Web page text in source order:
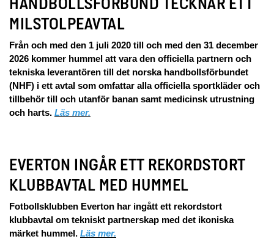
MILSTOLPEAVTAL
Från och med den 1 juli 2020 till och med den 31 december
2026 kommer hummel att vara den officiella partnern och
tekniska leverantören till det norska handbollsförbundet
(NHF) i ett avtal som omfattar alla officiella sportkläder och
tillbehör till och utanför banan samt medicinsk utrustning
och harts. Läs mer.
EVERTON INGÅR ETT REKORDSTORT
KLUBBAVTAL MED HUMMEL
Fotbollsklubben Everton har ingått ett rekordstort
klubbavtal om tekniskt partnerskap med det ikoniska
märket hummel. Läs mer.